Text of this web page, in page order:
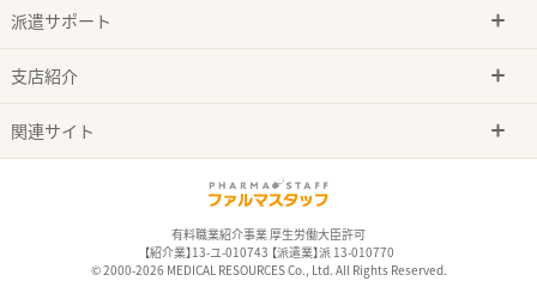
派遣サポート
支店紹介
関連サイト
有料職業紹介事業 厚生労働大臣許可
【紹介業】13-ユ-010743 【派遣業】派 13-010770
© 2000-2026 MEDICAL RESOURCES Co., Ltd. All Rights Reserved.